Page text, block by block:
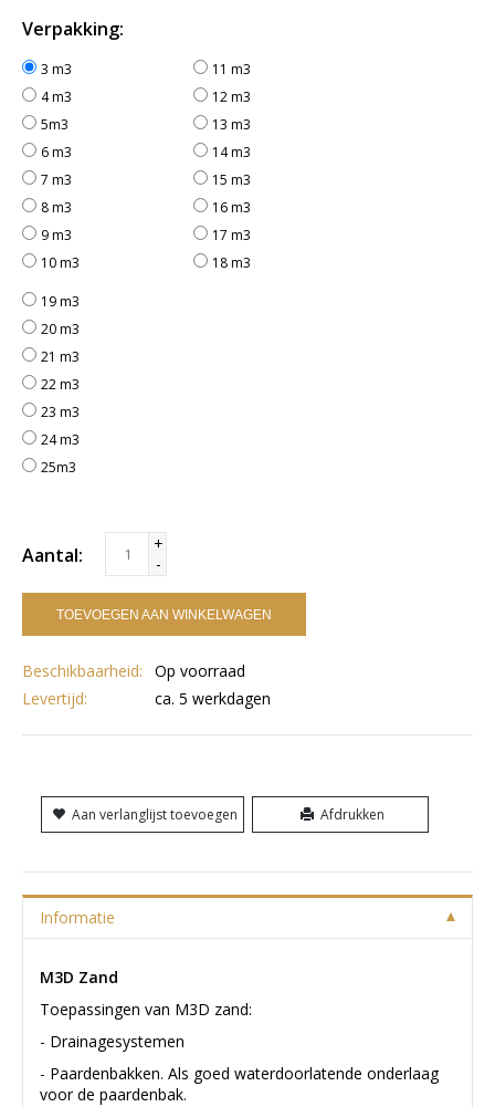
Verpakking:
3 m3
4 m3
5m3
6 m3
7 m3
8 m3
9 m3
10 m3
11 m3
12 m3
13 m3
14 m3
15 m3
16 m3
17 m3
18 m3
19 m3
20 m3
21 m3
22 m3
23 m3
24 m3
25m3
Aantal:
+
-
TOEVOEGEN AAN WINKELWAGEN
Beschikbaarheid:
Op voorraad
Levertijd:
ca. 5 werkdagen
Aan verlanglijst toevoegen Afdrukken
Informatie
M3D Zand
Toepassingen van M3D zand:
- Drainagesystemen
- Paardenbakken. Als goed waterdoorlatende onderlaag
voor de paardenbak.